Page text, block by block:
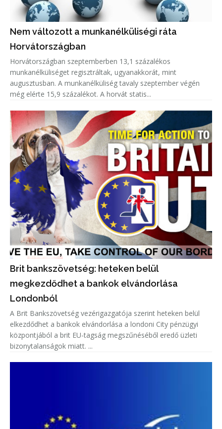
Nem változott a munkanélküliségi ráta
Horvátországban
Horvátországban szeptemberben 13,1 százalékos
munkanélküliséget regisztráltak, ugyanakkorát, mint
augusztusban. A munkanélküliség tavaly szeptember végén
még elérte 15,9 százalékot. A horvát statis...
Brit bankszövetség: heteken belül
megkezdődhet a bankok elvándorlása
Londonból
A Brit Bankszövetség vezérigazgatója szerint heteken belül
elkezdődhet a bankok elvándorlása a londoni City pénzügyi
központjából a brit EU-tagság megszűnéséből eredő üzleti
bizonytalanságok miatt. ...